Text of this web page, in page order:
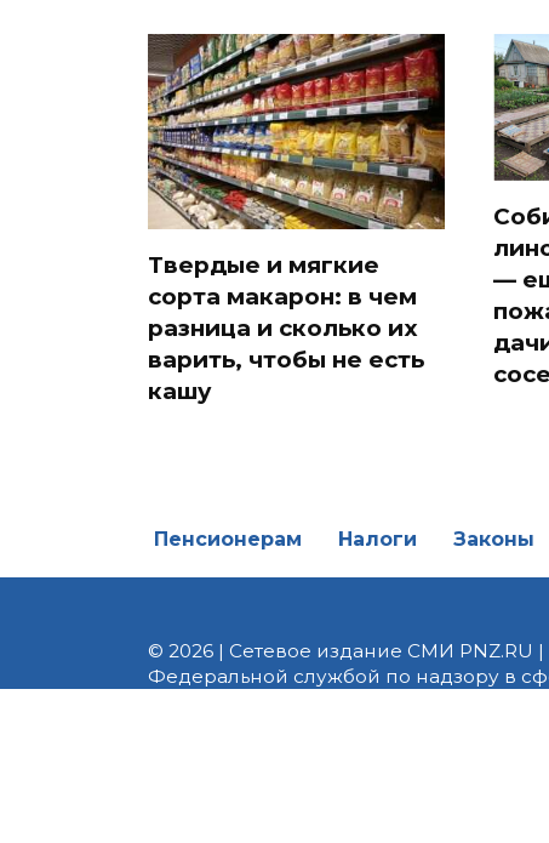
Твердые и мягкие
сорта макарон: в чем
разница и сколько их
варить, чтобы не есть
кашу
—
Пенсионерам Налоги Законы
© 2026 | Сетевое издание СМИ PNZ.RU
Федеральной службой по надзору в